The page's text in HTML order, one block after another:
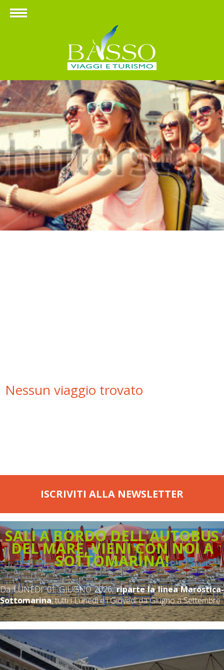
Nessun viaggio trovato
ISCRIVITI ALLA NEWSLETTER
SALI A BORDO DELL'AUTOBUS
DEL MARE, VIENI CON NOI A
SOTTOMARINA!
Da LUNEDI' 01 GIUGNO 2026,riparte la linea Marostica-
Sottomarina, tutti i Lunedì e i Giovedì da Giugno a Settembre.